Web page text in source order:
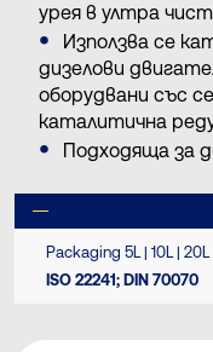
урея в ултра
Използва се
дизелови
оборудвани със
каталитична
Подходяща за
Packaging 5L | 10L |
ISO 22241; DIN 70070